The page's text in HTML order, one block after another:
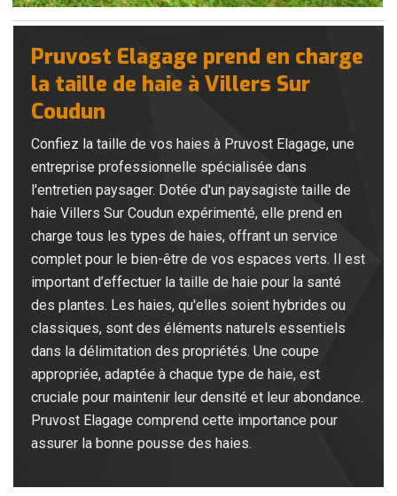
Pruvost Elagage prend en charge
la taille de haie à Villers Sur
Coudun
Confiez la taille de vos haies à Pruvost Elagage, une
entreprise professionnelle spécialisée dans
l'entretien paysager. Dotée d'un paysagiste taille de
haie Villers Sur Coudun expérimenté, elle prend en
charge tous les types de haies, offrant un service
complet pour le bien-être de vos espaces verts. Il est
important d’effectuer la taille de haie pour la santé
des plantes. Les haies, qu'elles soient hybrides ou
classiques, sont des éléments naturels essentiels
dans la délimitation des propriétés. Une coupe
appropriée, adaptée à chaque type de haie, est
cruciale pour maintenir leur densité et leur abondance.
Pruvost Elagage comprend cette importance pour
assurer la bonne pousse des haies.